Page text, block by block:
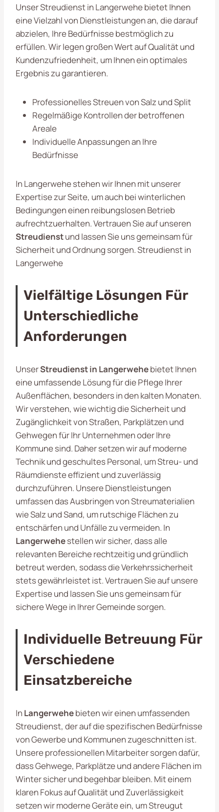
Unser Streudienst in Langerwehe bietet Ihnen
eine Vielzahl von Dienstleistungen an, die darauf
abzielen, Ihre Bedürfnisse bestmöglich zu
erfüllen. Wir legen großen Wert auf Qualität und
Kundenzufriedenheit, um Ihnen ein optimales
Ergebnis zu garantieren.
Professionelles Streuen von Salz und Split
Regelmäßige Kontrollen der betroffenen
Areale
Individuelle Anpassungen an Ihre
Bedürfnisse
In Langerwehe stehen wir Ihnen mit unserer
Expertise zur Seite, um auch bei winterlichen
Bedingungen einen reibungslosen Betrieb
aufrechtzuerhalten. Vertrauen Sie auf unseren
Streudienstund lassen Sie uns gemeinsam für
Sicherheit und Ordnung sorgen. Streudienst in
Langerwehe
Vielfältige Lösungen Für
Unterschiedliche
Anforderungen
UnserStreudienst in Langerwehebietet Ihnen
eine umfassende Lösung für die Pflege Ihrer
Außenflächen, besonders in den kalten Monaten.
Wir verstehen, wie wichtig die Sicherheit und
Zugänglichkeit von Straßen, Parkplätzen und
Gehwegen für Ihr Unternehmen oder Ihre
Kommune sind. Daher setzen wir auf moderne
Technik und geschultes Personal, um Streu- und
Räumdienste effizient und zuverlässig
durchzuführen. Unsere Dienstleistungen
umfassen das Ausbringen von Streumaterialien
wie Salz und Sand, um rutschige Flächen zu
entschärfen und Unfälle zu vermeiden. In
Langerwehestellen wir sicher, dass alle
relevanten Bereiche rechtzeitig und gründlich
betreut werden, sodass die Verkehrssicherheit
stets gewährleistet ist. Vertrauen Sie auf unsere
Expertise und lassen Sie uns gemeinsam für
sichere Wege in Ihrer Gemeinde sorgen.
Individuelle Betreuung Für
Verschiedene
Einsatzbereiche
In Langerwehebieten wir einen umfassenden
Streudienst, der auf die spezifischen Bedürfnisse
von Gewerbe und Kommunen zugeschnitten ist.
Unsere professionellen Mitarbeiter sorgen dafür,
dass Gehwege, Parkplätze und andere Flächen im
Winter sicher und begehbar bleiben. Mit einem
klaren Fokus auf Qualität und Zuverlässigkeit
setzen wir moderne Geräte ein, um Streugut